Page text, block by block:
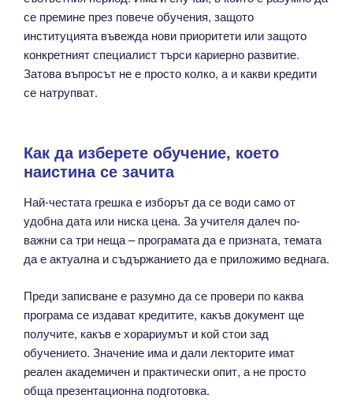
се премине през повече обучения, защото
институцията въвежда нови приоритети или защото
конкретният специалист търси кариерно развитие.
Затова въпросът не е просто колко, а и какви кредити
се натрупват.
Как да изберете обучение, което
наистина се зачита
Най-честата грешка е изборът да се води само от
удобна дата или ниска цена. За учителя далеч по-
важни са три неща – програмата да е призната, темата
да е актуална и съдържанието да е приложимо веднага.
Преди записване е разумно да се провери по каква
програма се издават кредитите, какъв документ ще
получите, какъв е хорариумът и кой стои зад
обучението. Значение има и дали лекторите имат
реален академичен и практически опит, а не просто
обща презентационна подготовка.